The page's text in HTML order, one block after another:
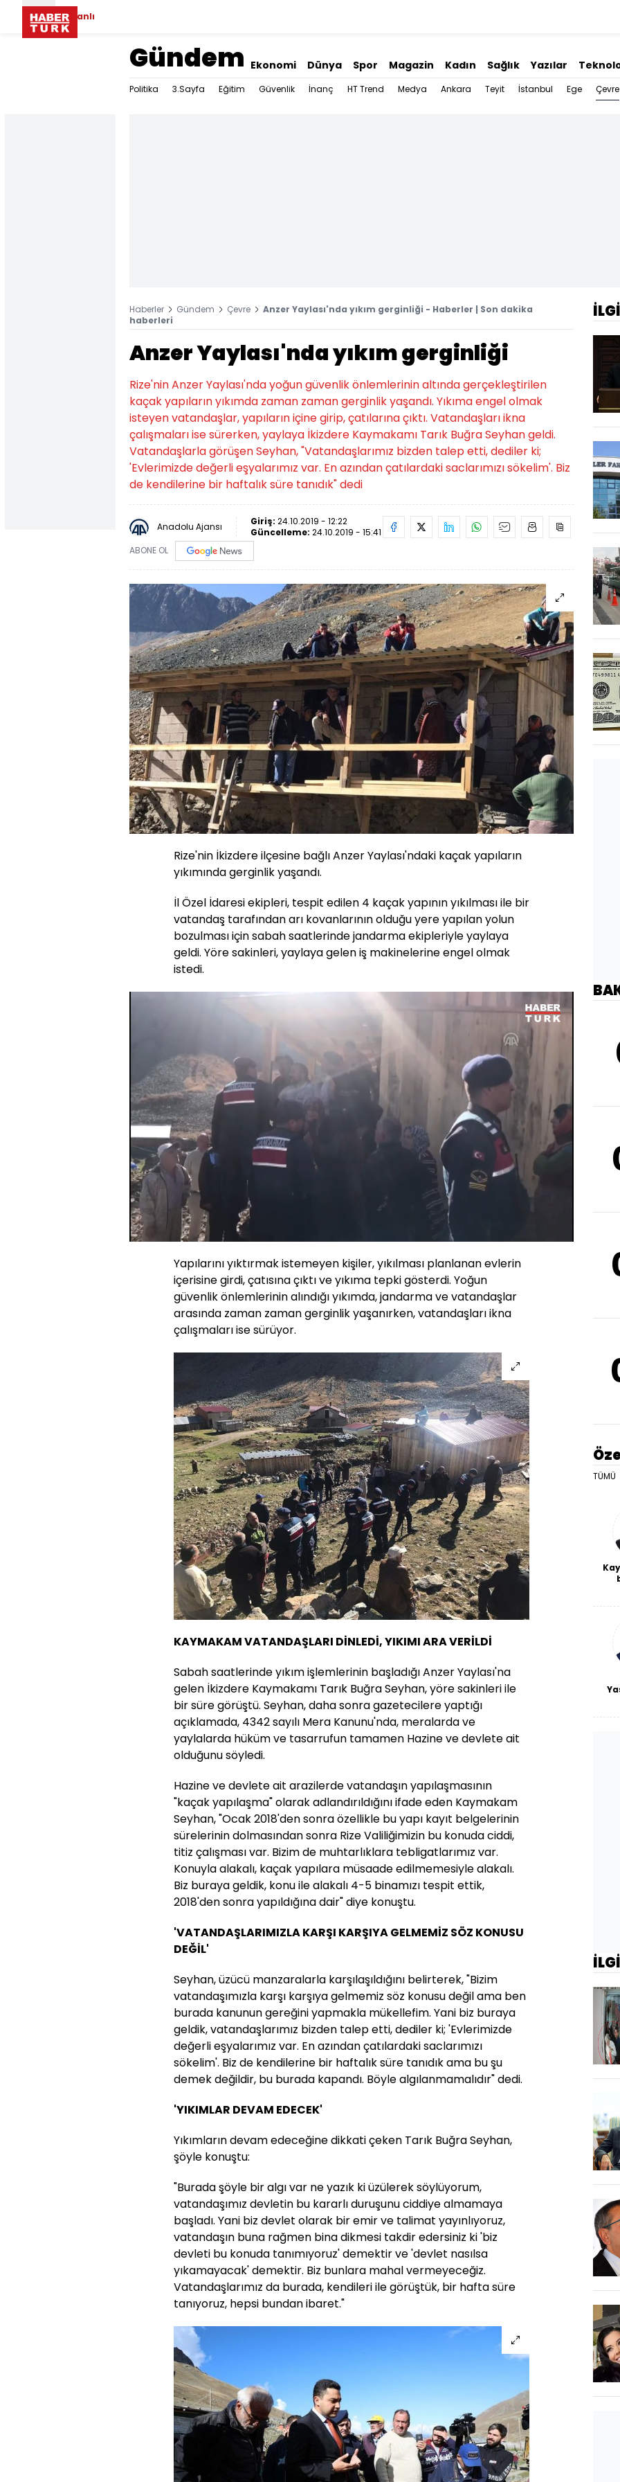
Canlı
Gündem Ekonomi Dünya Spor Magazin Kadın Sağlık Yazılar
Politika 3.Sayfa Eğitim Güvenlik İnanç HT Trend Medya Ankara Teyit İstanbul Ege Çevre
Haberler Gündem Çevre
Anzer Yaylası'nda yıkım gerginliği - Haberler | Son dakika
haberleri
Anzer Yaylası'nda yıkım gerginliği
Rize'nin Anzer Yaylası'nda yoğun güvenlik önlemlerinin altında gerçekleştirilen
kaçak yapıların yıkımda zaman zaman gerginlik yaşandı. Yıkıma engel olmak
isteyen vatandaşlar, yapıların içine girip, çatılarına çıktı. Vatandaşları ikna
çalışmaları ise sürerken, yaylaya İkizdere Kaymakamı Tarık Buğra Seyhan geldi.
Vatandaşlarla görüşen Seyhan, "Vatandaşlarımız bizden talep etti, dediler ki;
'Evlerimizde değerli eşyalarımız var. En azından çatılardaki saclarımızı sökelim'. Biz
de kendilerine bir haftalık süre tanıdık" dedi
Anadolu Ajansı Giriş: 24.10.2019 - 12:22
Güncelleme: 24.10.2019 - 15:41
ABONE OL
Rize'nin İkizdere ilçesine bağlı Anzer Yaylası'ndaki kaçak yapıların
yıkımında gerginlik yaşandı.
İl Özel İdaresi ekipleri, tespit edilen 4 kaçak yapının yıkılması ile bir
vatandaş tarafından arı kovanlarının olduğu yere yapılan yolun
bozulması için sabah saatlerinde jandarma ekipleriyle yaylaya
geldi. Yöre sakinleri, yaylaya gelen iş makinelerine engel olmak
istedi.
Sesi
Aç
Yüklendi
18.77%
Yapılarını yıktırmak istemeyen kişiler, yıkılması planlanan evlerin
içerisine girdi, çatısına çıktı ve yıkıma tepki gösterdi. Yoğun
güvenlik önlemlerinin alındığı yıkımda, jandarma ve vatandaşlar
arasında zaman zaman gerginlik yaşanırken, vatandaşları ikna
çalışmaları ise sürüyor.
KAYMAKAM VATANDAŞLARI DİNLEDİ, YIKIMI ARA VERİLDİ
Sabah saatlerinde yıkım işlemlerinin başladığı Anzer Yaylası'na
gelen İkizdere Kaymakamı Tarık Buğra Seyhan, yöre sakinleri ile
bir süre görüştü. Seyhan, daha sonra gazetecilere yaptığı
açıklamada, 4342 sayılı Mera Kanunu'nda, meralarda ve
yaylalarda hüküm ve tasarrufun tamamen Hazine ve devlete ait
olduğunu söyledi.
Hazine ve devlete ait arazilerde vatandaşın yapılaşmasının
"kaçak yapılaşma" olarak adlandırıldığını ifade eden Kaymakam
Seyhan, "Ocak 2018'den sonra özellikle bu yapı kayıt belgelerinin
sürelerinin dolmasından sonra Rize Valiliğimizin bu konuda ciddi,
titiz çalışması var. Bizim de muhtarlıklara tebligatlarımız var.
Konuyla alakalı, kaçak yapılara müsaade edilmemesiyle alakalı.
Biz buraya geldik, konu ile alakalı 4-5 binamızı tespit ettik,
2018'den sonra yapıldığına dair" diye konuştu.
'VATANDAŞLARIMIZLA KARŞI KARŞIYA GELMEMİZ SÖZ KONUSU
DEĞİL'
Seyhan, üzücü manzaralarla karşılaşıldığını belirterek, "Bizim
vatandaşımızla karşı karşıya gelmemiz söz konusu değil ama ben
burada kanunun gereğini yapmakla mükellefim. Yani biz buraya
geldik, vatandaşlarımız bizden talep etti, dediler ki; 'Evlerimizde
değerli eşyalarımız var. En azından çatılardaki saclarımızı
sökelim'. Biz de kendilerine bir haftalık süre tanıdık ama bu şu
demek değildir, bu burada kapandı. Böyle algılanmamalıdır" dedi.
'YIKIMLAR DEVAM EDECEK'
Yıkımların devam edeceğine dikkati çeken Tarık Buğra Seyhan,
şöyle konuştu:
"Burada şöyle bir algı var ne yazık ki üzülerek söylüyorum,
vatandaşımız devletin bu kararlı duruşunu ciddiye almamaya
başladı. Yani biz devlet olarak bir emir ve talimat yayınlıyoruz,
vatandaşın buna rağmen bina dikmesi takdir edersiniz ki 'biz
devleti bu konuda tanımıyoruz' demektir ve 'devlet nasılsa
yıkamayacak' demektir. Biz bunlara mahal vermeyeceğiz.
Vatandaşlarımız da burada, kendileri ile görüştük, bir hafta süre
tanıyoruz, hepsi bundan ibaret."
TÜMÜ